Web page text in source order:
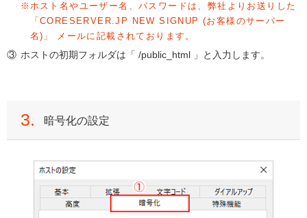
ホスト名やユーザー名、パスワードは、弊社よりお送りした
「CORESERVER.JP NEW SIGNUP (お客様のサーバー
名)」 メールに記載されております。
ホストの初期フォルダは「 /public_html 」と入力します。
3. 暗号化の設定